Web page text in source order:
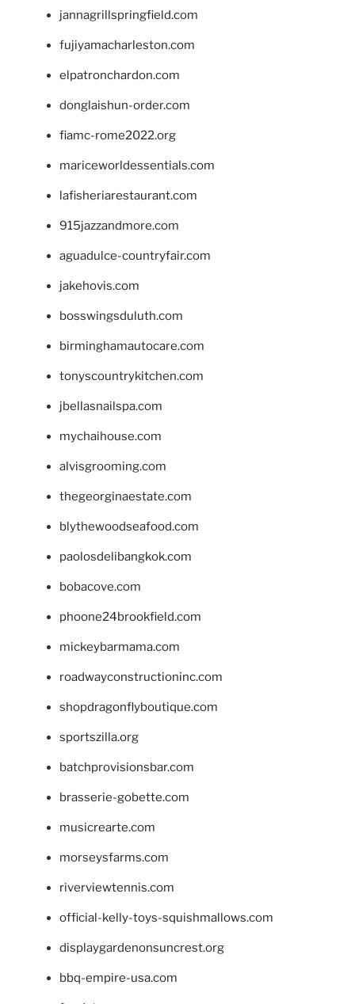
jannagrillspringfield.com
fujiyamacharleston.com
elpatronchardon.com
donglaishun-order.com
fiamc-rome2022.org
mariceworldessentials.com
lafisheriarestaurant.com
915jazzandmore.com
aguadulce-countryfair.com
jakehovis.com
bosswingsduluth.com
birminghamautocare.com
tonyscountrykitchen.com
jbellasnailspa.com
mychaihouse.com
alvisgrooming.com
thegeorginaestate.com
blythewoodseafood.com
paolosdelibangkok.com
bobacove.com
phoone24brookfield.com
mickeybarmama.com
roadwayconstructioninc.com
shopdragonflyboutique.com
sportszilla.org
batchprovisionsbar.com
brasserie-gobette.com
musicrearte.com
morseysfarms.com
riverviewtennis.com
official-kelly-toys-squishmallows.com
displaygardenonsuncrest.org
bbq-empire-usa.com